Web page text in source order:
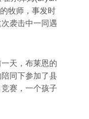
牧师，事发时
袭击中一同遇
天，布莱恩的
同下参加了县
赛，一个孩子